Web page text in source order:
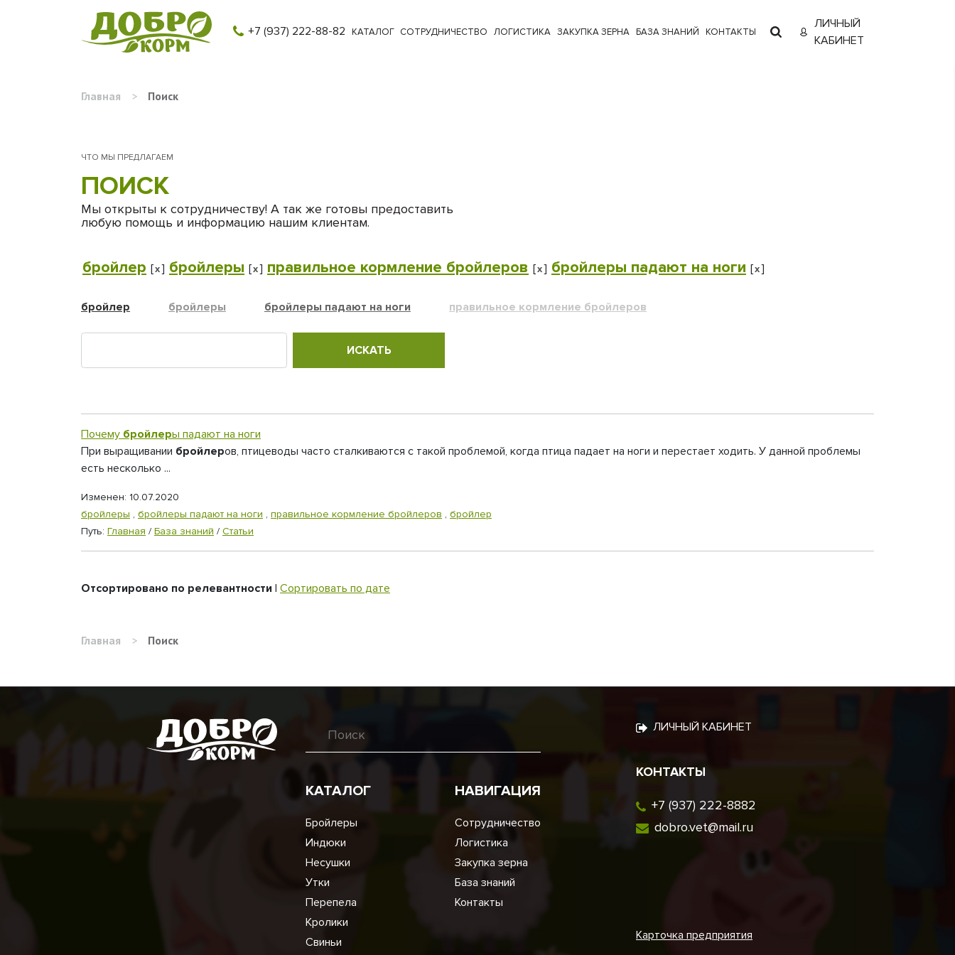
+7 (937) 222-88-82 КАТАЛОГ СОТРУДНИЧЕСТВО ЛОГИСТИКА ЗАКУПКА ЗЕРНА БАЗА ЗНАНИЙ КОНТАКТЫ
ЛИЧНЫЙ
КАБИНЕТ
Главная > Поиск
ЧТО МЫ ПРЕДЛАГАЕМ
ПОИСК
Мы открыты к сотрудничеству! А так же готовы предоставить
любую помощь и информацию нашим клиентам.
бройлер [x] бройлеры [x] правильное кормление бройлеров [x] бройлеры падают на ноги [x]
бройлер бройлеры бройлеры падают на ноги правильное кормление бройлеров
Почему бройлеры падают на ноги
При выращивании бройлеров, птицеводы часто сталкиваются с такой проблемой, когда птица падает на ноги и перестает ходить. У данной проблемы
есть несколько ...
Изменен: 10.07.2020
бройлеры , бройлеры падают на ноги , правильное кормление бройлеров , бройлер
Путь: Главная / База знаний / Статьи
Отсортировано по релевантности | Сортировать по дате
Главная > Поиск
КАТАЛОГ
Бройлеры
Индюки
Несушки
Утки
Перепела
Кролики
Свиньи
НАВИГАЦИЯ
Сотрудничество
Логистика
Закупка зерна
База знаний
Контакты
ЛИЧНЫЙ КАБИНЕТ
КОНТАКТЫ
+7 (937) 222-8882
dobro.vet@mail.ru
Карточка предприятия